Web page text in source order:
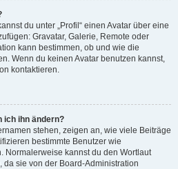
du unter „Profil“ einen Avatar über eine
Gravatar, Galerie, Remote oder
kann bestimmen, ob und wie die
Wenn du keinen Avatar benutzen kannst,
kontaktieren.
ich ihn ändern?
stehen, zeigen an, wie viele Beiträge
bestimmte Benutzer wie
Normalerweise kannst du den Wortlaut
sie von der Board-Administration